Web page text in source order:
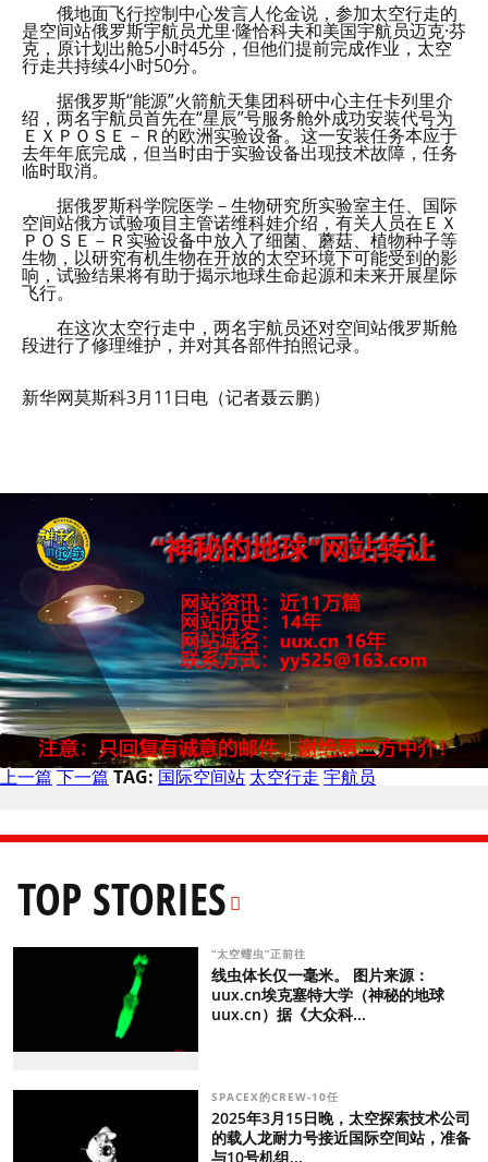
俄地面飞行控制中心发言人伦金说，参加太空行走的
是空间站俄罗斯宇航员尤里·隆恰科夫和美国宇航员迈克·芬
克，原计划出舱5小时45分，但他们提前完成作业，太空
行走共持续4小时50分。
据俄罗斯“能源”火箭航天集团科研中心主任卡列里介
绍，两名宇航员首先在“星辰”号服务舱外成功安装代号为
ＥＸＰＯＳＥ－Ｒ的欧洲实验设备。这一安装任务本应于
去年年底完成，但当时由于实验设备出现技术故障，任务
临时取消。
据俄罗斯科学院医学－生物研究所实验室主任、国际
空间站俄方试验项目主管诺维科娃介绍，有关人员在ＥＸ
ＰＯＳＥ－Ｒ实验设备中放入了细菌、蘑菇、植物种子等
生物，以研究有机生物在开放的太空环境下可能受到的影
响，试验结果将有助于揭示地球生命起源和未来开展星际
飞行。
在这次太空行走中，两名宇航员还对空间站俄罗斯舱
段进行了修理维护，并对其各部件拍照记录。
新华网莫斯科3月11日电（记者聂云鹏）
上一篇 下一篇 TAG: 国际空间站 太空行走 宇航员
TOP STORIES
“太空蠕虫”正前往
线虫体长仅一毫米。 图片来源：
uux.cn埃克塞特大学（神秘的地球
uux.cn）据《大众科...
SPACEX的CREW-10任
2025年3月15日晚，太空探索技术公司
的载人龙耐力号接近国际空间站，准备
与10号机组...